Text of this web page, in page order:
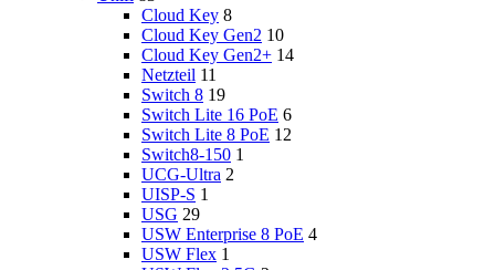
Cloud Key 8
Cloud Key Gen2 10
Cloud Key Gen2+ 14
Netzteil 11
Switch 8 19
Switch Lite 16 PoE 6
Switch Lite 8 PoE 12
Switch8-150 1
UCG-Ultra 2
UISP-S 1
USG 29
USW Enterprise 8 PoE 4
USW Flex 1